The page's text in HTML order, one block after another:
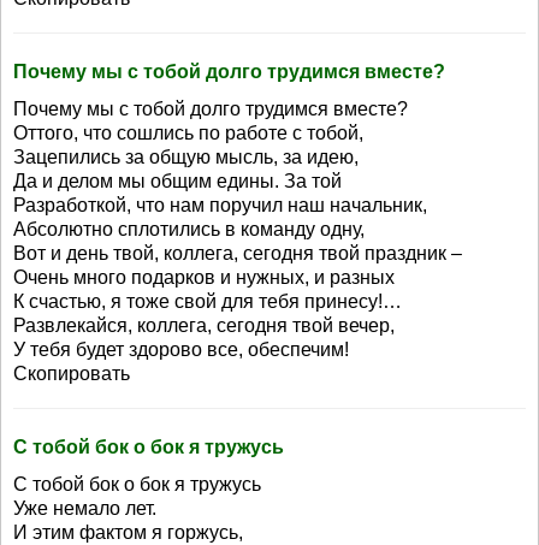
Почему мы с тобой долго трудимся вместе?
Почему мы с тобой долго трудимся вместе?
Оттого, что сошлись по работе с тобой,
Зацепились за общую мысль, за идею,
Да и делом мы общим едины. За той
Разработкой, что нам поручил наш начальник,
Абсолютно сплотились в команду одну,
Вот и день твой, коллега, сегодня твой праздник –
Очень много подарков и нужных, и разных
К счастью, я тоже свой для тебя принесу!…
Развлекайся, коллега, сегодня твой вечер,
У тебя будет здорово все, обеспечим!
Скопировать
С тобой бок о бок я тружусь
С тобой бок о бок я тружусь
Уже немало лет.
И этим фактом я горжусь,